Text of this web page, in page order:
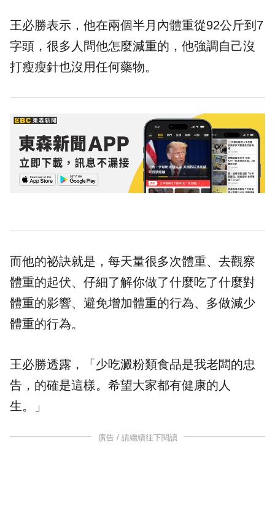
王必勝表示，他在兩個半月內體重從92公斤到7
字頭，很多人問他怎麼減重的，他強調自己沒
打瘦瘦針也沒用任何藥物。
而他的祕訣就是，每天量很多次體重、去觀察
體重的起伏、仔細了解你做了什麼吃了什麼對
體重的影響、避免增加體重的行為、多做減少
體重的行為。
王必勝透露，「少吃澱粉類食品是我老闆的忠
告，的確是這樣。希望大家都有健康的人
生。」
廣告 / 請繼續往下閱讀